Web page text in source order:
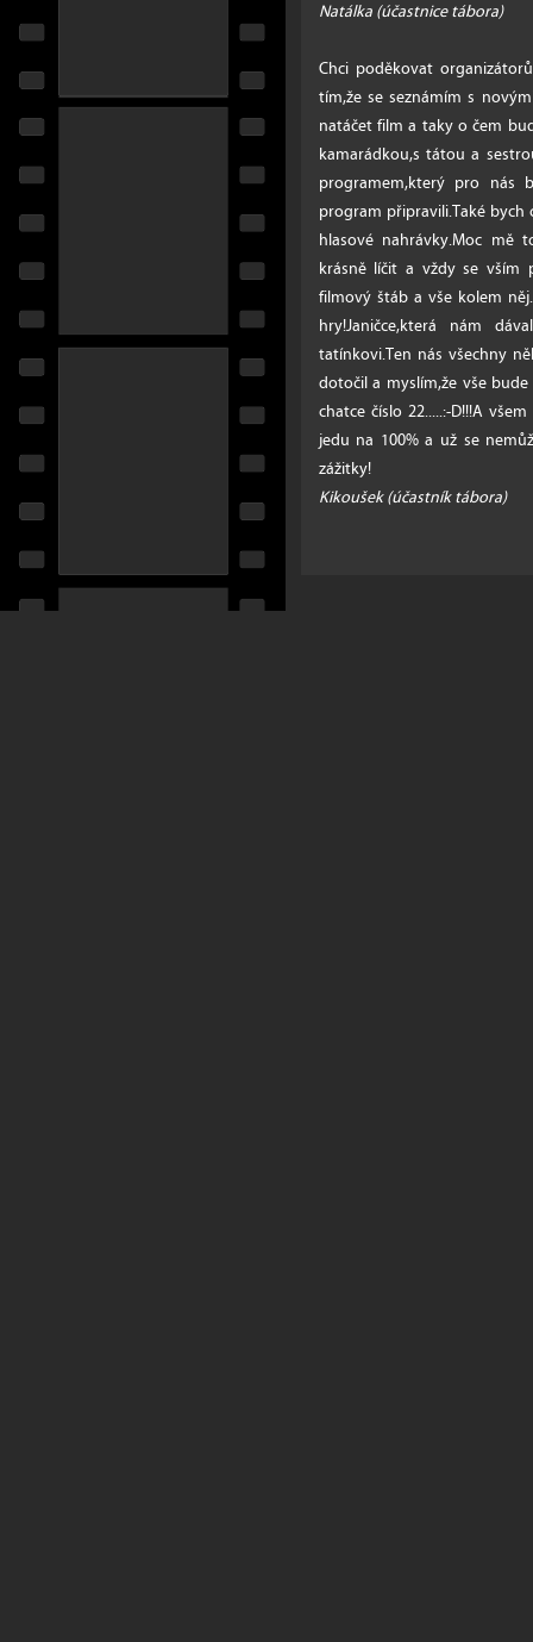
Natálka (účastnice tábora)
Chci poděkovat
tím,že se seznámím s
natáčet film a taky o čem
kamarádkou,s tátou a
programem,který pro nás
program připravili.Také
hlasové nahrávky.Moc mě
krásně líčit a vždy se vším
filmový štáb a vše kolem
hry!Janičce,která nám
tatínkovi.Ten nás všechny
dotočil a myslím,že vše
chatce číslo 22.....:-D!!!A
jedu na 100% a už se
zážitky!
Kikoušek (účastník tábora)